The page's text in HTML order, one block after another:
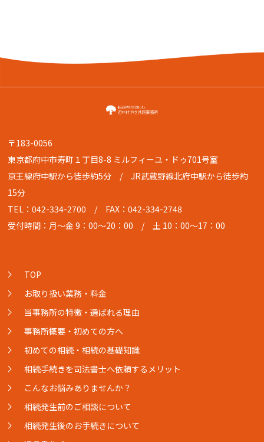
〒183-0056
東京都府中市寿町１丁目8-8 ミルフィーユ・ドゥ701号室
京王線府中駅から徒歩約5分 / JR武蔵野線北府中駅から徒歩約
15分
TEL：042-334-2700 / FAX：042-334-2748
受付時間：月〜金 9：00〜20：00 / 土 10：00〜17：00
TOP
お取り扱い業務・料金
当事務所の特徴・選ばれる理由
事務所概要・初めての方へ
初めての相続・相続の基礎知識
相続手続きを司法書士へ依頼するメリット
こんなお悩みありませんか？
相続発生前のご相談について
相続発生後のお手続きについて